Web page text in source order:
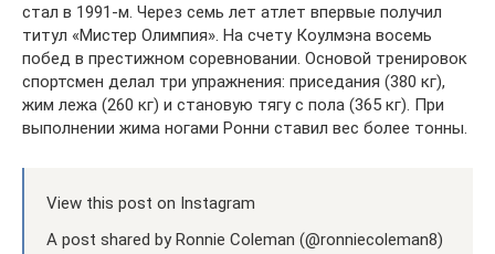
стал в 1991-м. Через семь лет атлет впервые получил
титул «Мистер Олимпия». На счету Коулмэна восемь
побед в престижном соревновании. Основой тренировок
спортсмен делал три упражнения: приседания (380 кг),
жим лежа (260 кг) и становую тягу с пола (365 кг). При
выполнении жима ногами Ронни ставил вес более тонны.
View this post on Instagram
A post shared by Ronnie Coleman (@ronniecoleman8)